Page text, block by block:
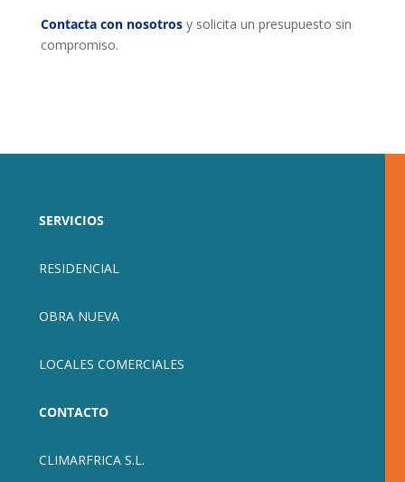
Contacta con nosotros y solicita un presupuesto sin
compromiso.
SERVICIOS
RESIDENCIAL
OBRA NUEVA
LOCALES COMERCIALES
CONTACTO
CLIMARFRICA S.L.